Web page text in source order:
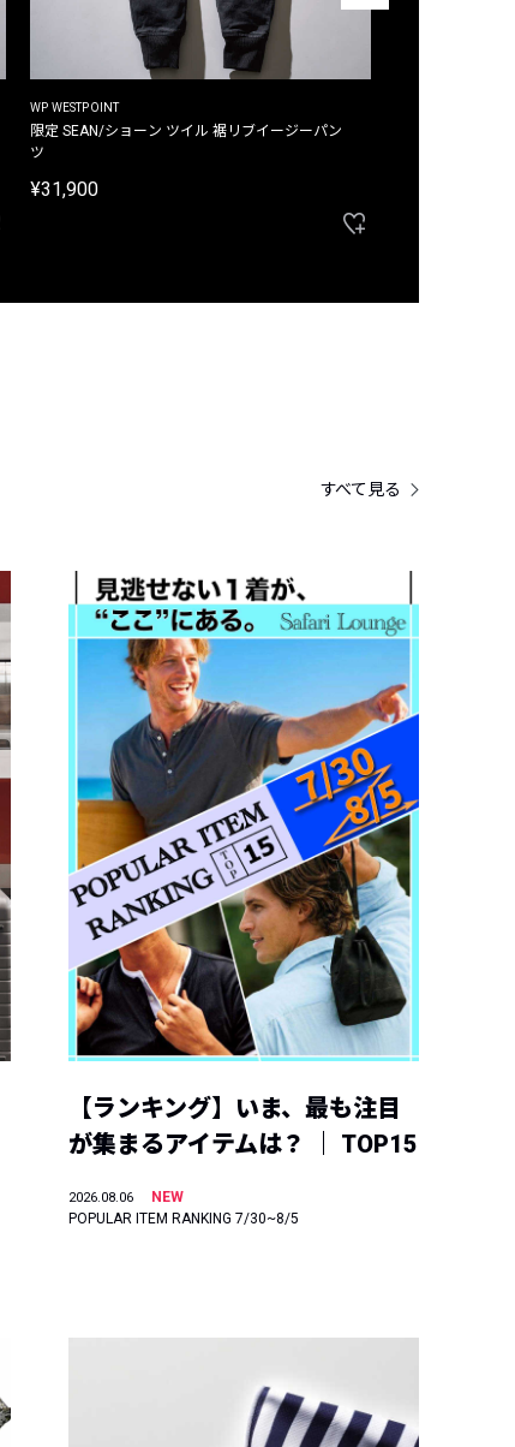
WP WESTPOINT
限定 SEAN/ショーン ツイル 裾リブイージーパン
ツ
¥31,900
すべて見る
【ランキング】いま、最も注目
が集まるアイテムは？ ｜ TOP15
2026.08.06
NEW
POPULAR ITEM RANKING 7/30~8/5